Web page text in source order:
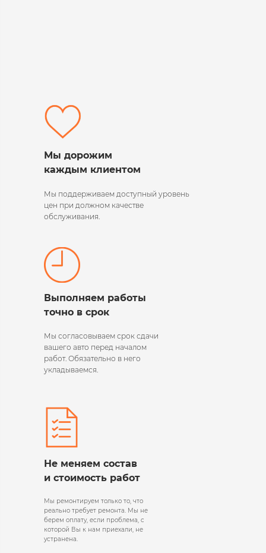
Мы дорожим
каждым клиентом
Выполняем работы
точно в срок
Мы согласовываем срок сдачи
вашего авто перед началом
работ. Обязательно в него
укладываемся.
Мы поддерживаем доступный уровень
цен при должном качестве
обслуживания.
Мы ремонтируем только то, что
реально требует ремонта. Мы не
берем оплату, если проблема, с
которой Вы к нам приехали, не
устранена.
Не меняем состав
и стоимость работ